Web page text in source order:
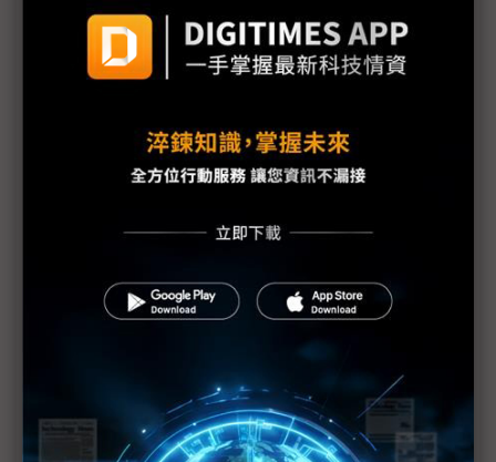
台泥張安平：中東戰事拉長恐衝擊能源供應 中國減
碳政策成產業契機
中東戰火掀汽車供應鏈危機 亞洲車廠面臨殘酷壓力
圖表1分鐘：中東產油國被迫停產預估天數
田比重達10%
中東戰火外溢汽車供應鏈 歐洲車廠恐陷能源與物流
中東衝突背後的AI模型之爭 Grok預測封神、Claude
實際落地誰更勝一籌？